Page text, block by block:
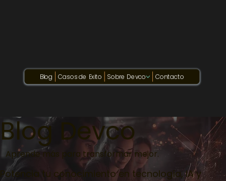
Blog Casos de Exito Sobre Devco Contacto
Blog Devco
Aprende más para transformar mejor.
Potencia tu conocimiento en tecnología, IA y